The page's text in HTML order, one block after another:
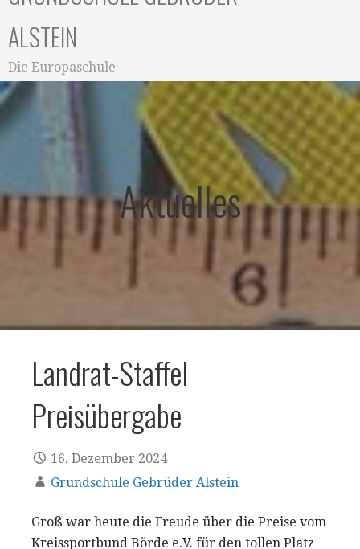
ALSTEIN
Die Europaschule
Aktuelles
Landrat-Staffel
Preisübergabe
16. Dezember 2024
Grundschule Gebrüder Alstein
Groß war heute die Freude über die Preise vom
Kreissportbund Börde e.V. für den tollen Platz